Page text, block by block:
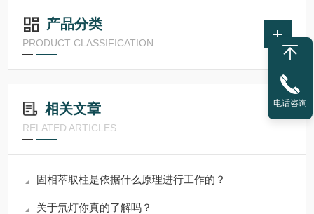
产品分类
PRODUCT CLASSIFICATION
相关文章
RELATED ARTICLES
固相萃取柱是依据什么原理进行工作的？
关于氘灯你真的了解吗？
电话咨询